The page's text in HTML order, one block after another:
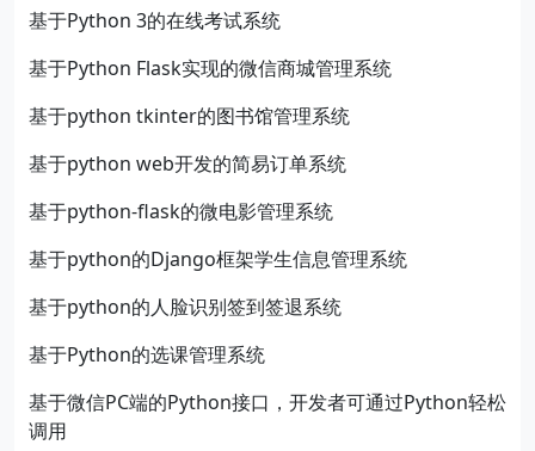
基于Python 3的在线考试系统
基于Python Flask实现的微信商城管理系统
基于python tkinter的图书馆管理系统
基于python web开发的简易订单系统
基于python-flask的微电影管理系统
基于python的Django框架学生信息管理系统
基于python的人脸识别签到签退系统
基于Python的选课管理系统
基于微信PC端的Python接口，开发者可通过Python轻松
调用